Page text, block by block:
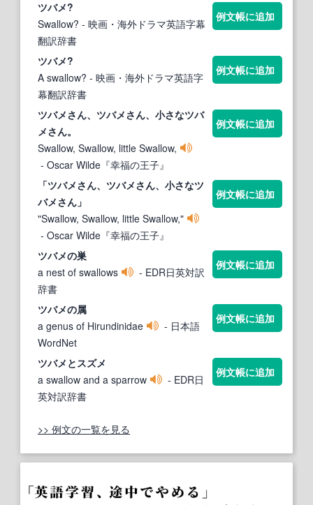
ツバメ?
Swallow? - 映画・海外ドラマ英語字幕
翻訳辞書
例文帳に追加
ツバメ?
A swallow? - 映画・海外ドラマ英語字
幕翻訳辞書
例文帳に追加
ツバメさん、 ツバメさん、小さなツバ
メさん。
Swallow, Swallow, little Swallow,
- Oscar Wilde『幸福の王子』
例文帳に追加
「ツバメさん、 ツバメさん、小さなツ
バメさん」
"Swallow, Swallow, little Swallow,"
- Oscar Wilde『幸福の王子』
例文帳に追加
ツバメの巣
a nest of swallows
- EDR日英対訳
辞書
例文帳に追加
ツバメの属
a genus of Hirundinidae
- 日本語
WordNet
例文帳に追加
ツバメ とスズメ
a swallow and a sparrow
- EDR日
英対訳辞書
例文帳に追加
>> 例文の一覧を見る